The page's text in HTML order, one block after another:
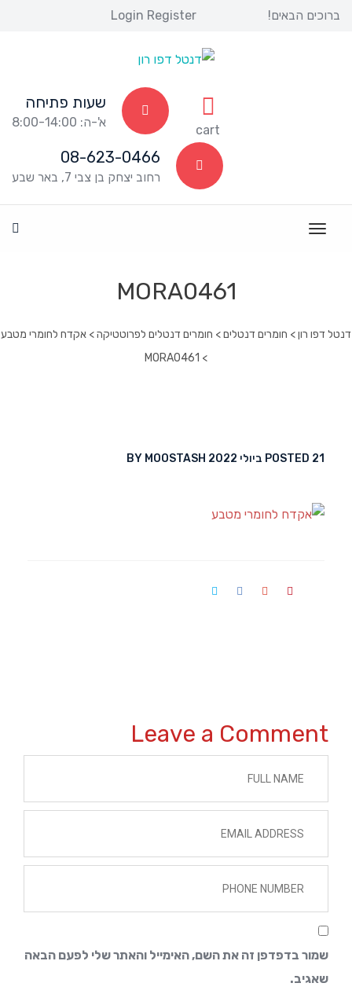
ברוכים הבאים! Login Register
cart
שעות פתיחה
א'-ה: 8:00-14:00
08-623-0466
רחוב יצחק בן צבי 7, באר שבע
MORA0461
דנטל דפו רון > חומרים דנטלים > חומרים דנטלים לפרוטטיקה > אקדח לחומרי מטבע
>
MORA0461
POSTED 21 ביולי 2022 BY MOOSTASH
Leave a Comment
שמור בדפדפן זה את השם, האימייל והאתר שלי לפעם הבאה
שאגיב.